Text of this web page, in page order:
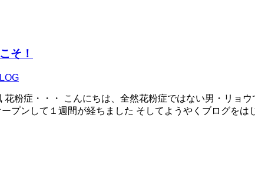
そ！
花粉症・・・ こんにちは、全然花粉症ではない男・リョウ
ンして１週間が経ちました そしてようやくブログをは